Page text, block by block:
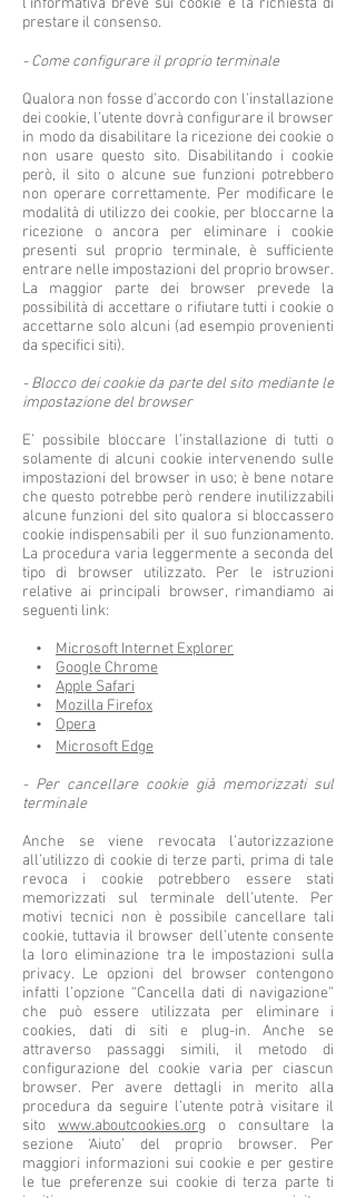
l’informativa breve sui cookie e la richiesta di
prestare il consenso.
- Come configurare il proprio terminale
Qualora non fosse d’accordo con l’installazione
dei cookie, l’utente dovrà configurare il browser
in modo da disabilitare la ricezione dei cookie o
non usare questo sito. Disabilitando i cookie
però, il sito o alcune sue funzioni potrebbero
non operare correttamente. Per modificare le
modalità di utilizzo dei cookie, per bloccarne la
ricezione o ancora per eliminare i cookie
presenti sul proprio terminale, è sufficiente
entrare nelle impostazioni del proprio browser.
La maggior parte dei browser prevede la
possibilità di accettare o rifiutare tutti i cookie o
accettarne solo alcuni (ad esempio provenienti
da specifici siti).
- Blocco dei cookie da parte del sito mediante le
impostazione del browser
E’ possibile bloccare l’installazione di tutti o
solamente di alcuni cookie intervenendo sulle
impostazioni del browser in uso; è bene notare
che questo potrebbe però rendere inutilizzabili
alcune funzioni del sito qualora si bloccassero
cookie indispensabili per il suo funzionamento.
La procedura varia leggermente a seconda del
tipo di browser utilizzato. Per le istruzioni
relative ai principali browser, rimandiamo ai
seguenti link:
• Microsoft Internet Explorer
• Google Chrome
• Apple Safari
• Mozilla Firefox
• Opera
• Microsoft Edge
- Per cancellare cookie già memorizzati sul
terminale
Anche se viene revocata l’autorizzazione
all’utilizzo di cookie di terze parti, prima di tale
revoca i cookie potrebbero essere stati
memorizzati sul terminale dell’utente. Per
motivi tecnici non è possibile cancellare tali
cookie, tuttavia il browser dell’utente consente
la loro eliminazione tra le impostazioni sulla
privacy. Le opzioni del browser contengono
infatti l’opzione “Cancella dati di navigazione”
che può essere utilizzata per eliminare i
cookies, dati di siti e plug-in. Anche se
attraverso passaggi simili, il metodo di
configurazione del cookie varia per ciascun
browser. Per avere dettagli in merito alla
procedura da seguire l’utente potrà visitare il
sito www.aboutcookies.org o consultare la
sezione ‘Aiuto’ del proprio browser. Per
maggiori informazioni sui cookie e per gestire
le tue preferenze sui cookie di terza parte ti